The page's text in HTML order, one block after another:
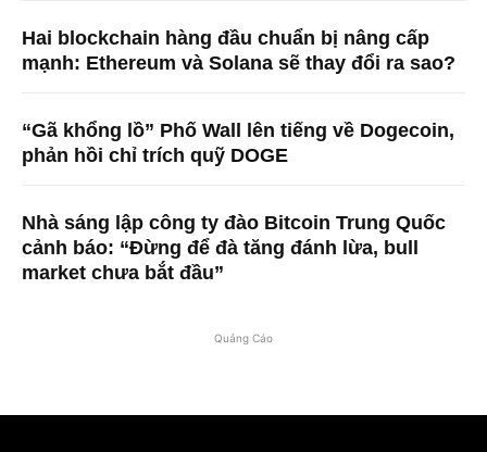
Hai blockchain hàng đầu chuẩn bị nâng cấp
mạnh: Ethereum và Solana sẽ thay đổi ra sao?
“Gã khổng lồ” Phố Wall lên tiếng về Dogecoin,
phản hồi chỉ trích quỹ DOGE
Nhà sáng lập công ty đào Bitcoin Trung Quốc
cảnh báo: “Đừng để đà tăng đánh lừa, bull
market chưa bắt đầu”
Quảng Cáo